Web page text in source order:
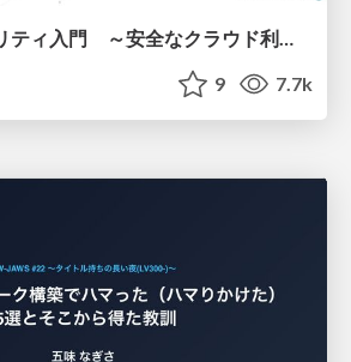
9 7.7k